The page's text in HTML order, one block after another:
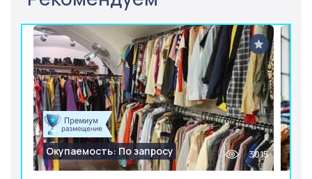
Окупаемость: По запросу 3015